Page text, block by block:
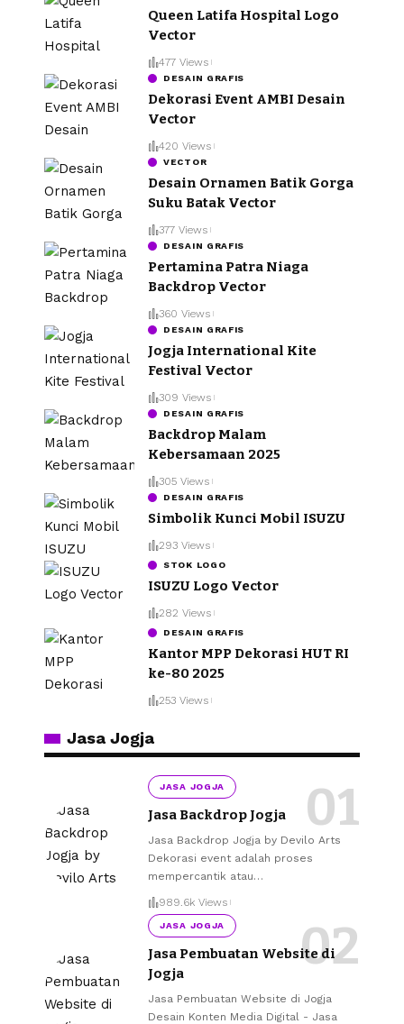
Queen Latifa Hospital Logo
Vector
477 Views
DESAIN GRAFIS
Dekorasi Event AMBI Desain
Vector
420 Views
VECTOR
Desain Ornamen Batik Gorga
Suku Batak Vector
377 Views
DESAIN GRAFIS
Pertamina Patra Niaga
Backdrop Vector
360 Views
DESAIN GRAFIS
Jogja International Kite
Festival Vector
309 Views
DESAIN GRAFIS
Backdrop Malam
Kebersamaan 2025
305 Views
DESAIN GRAFIS
Simbolik Kunci Mobil ISUZU
293 Views
STOK LOGO
ISUZU Logo Vector
282 Views
DESAIN GRAFIS
Kantor MPP Dekorasi HUT RI
ke-80 2025
253 Views
Jasa Jogja
JASA JOGJA
Jasa Backdrop Jogja
Jasa Backdrop Jogja by Devilo Arts
Dekorasi event adalah proses
mempercantik atau…
989.6k Views
JASA JOGJA
Jasa Pembuatan Website di
Jogja
Jasa Pembuatan Website di Jogja
Desain Konten Media Digital - Jasa